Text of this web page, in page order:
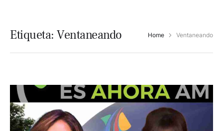
Etiqueta: Ventaneando Home Ventaneando